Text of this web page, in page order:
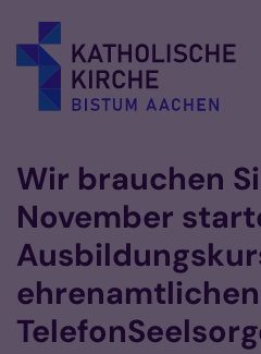
Wir brauchen
November
ehrenamtlichen